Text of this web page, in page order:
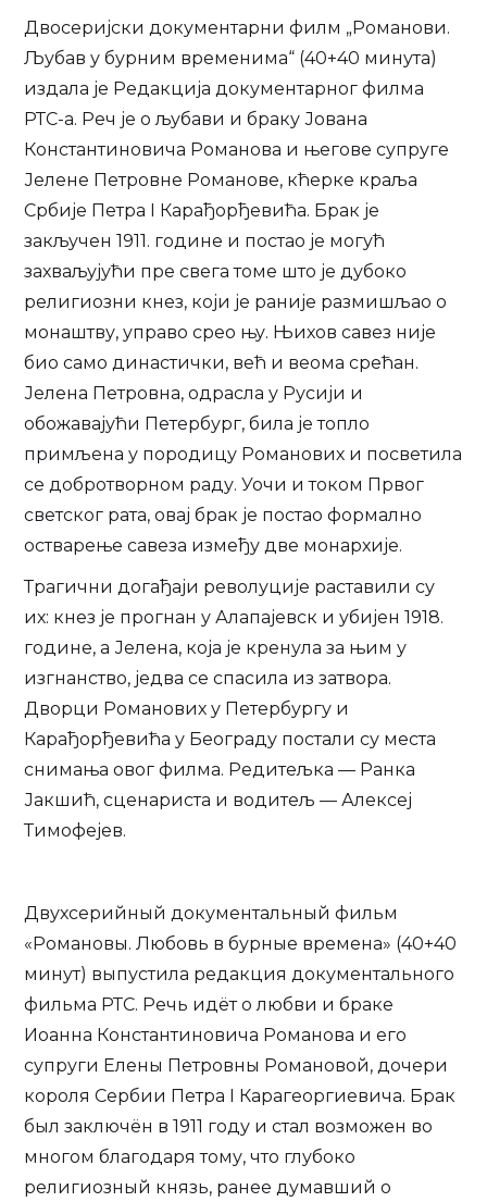
Двосеријски документарни филм „Романови.
Љубав у бурним временима“ (40+40 минута)
издала је Редакција документарног филма
РТС-а. Реч је о љубави и браку Јована
Константиновича Романова и његове супруге
Јелене Петровне Романове, кћерке краља
Србије Петра I Карађорђевића. Брак је
закључен 1911. године и постао је могућ
захваљујући пре свега томе што је дубоко
религиозни кнез, који је раније размишљао о
монаштву, управо срео њу. Њихов савез није
био само династички, већ и веома срећан.
Јелена Петровна, одрасла у Русији и
обожавајући Петербург, била је топло
примљена у породицу Романових и посветила
се добротворном раду. Уочи и током Првог
светског рата, овај брак је постао формално
остварење савеза између две монархије.
Трагични догађаји револуције раставили су
их: кнез је прогнан у Алапајевск и убијен 1918.
године, а Јелена, која је кренула за њим у
изгнанство, једва се спасила из затвора.
Дворци Романових у Петербургу и
Карађорђевића у Београду постали су места
снимања овог филма. Редитељка — Ранка
Јакшић, сценариста и водитељ — Алексеј
Тимофејев.
Двухсерийный документальный фильм
«Романовы. Любовь в бурные времена» (40+40
минут) выпустила редакция документального
фильма РТС. Речь идёт о любви и браке
Иоанна Константиновича Романова и его
супруги Елены Петровны Романовой, дочери
короля Сербии Петра I Карагеоргиевича. Брак
был заключён в 1911 году и стал возможен во
многом благодаря тому, что глубоко
религиозный князь, ранее думавший о